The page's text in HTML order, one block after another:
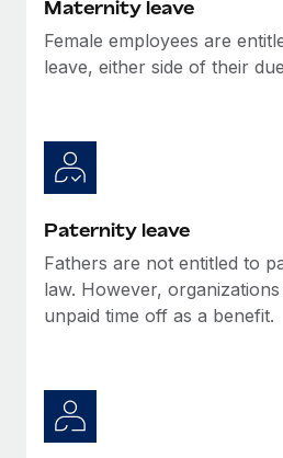
En savoir plus
Maternity leave
Female employees are
leave, either side of their
Paternity leave
Fathers are not entitled to
law. However,
unpaid time off as a benefit.